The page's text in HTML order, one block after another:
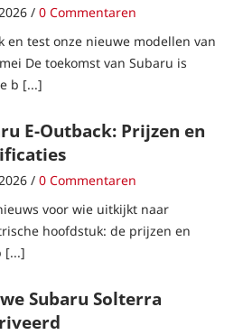
/ 0 Commentaren
en test onze nieuwe modellen van
De toekomst van Subaru is
b [...]
E-Outback: Prijzen en
/ 0 Commentaren
voor wie uitkijkt naar
hoofdstuk: de prijzen en
[...]
Subaru Solterra